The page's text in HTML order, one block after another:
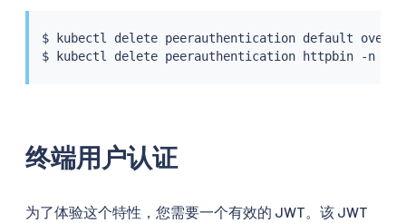
$ kubectl delete peerauthentication default
$
kubectl
终端用户认证
为了体验这个特性，您需要一个有效的 JWT。该 JWT